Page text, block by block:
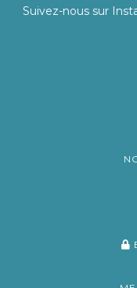
Suivez-nous sur